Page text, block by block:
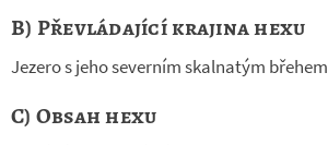
B) Převládající krajina hexu
Je­zero s jeho se­ver­ním skal­na­tým bře­hem
C) Obsah hexu